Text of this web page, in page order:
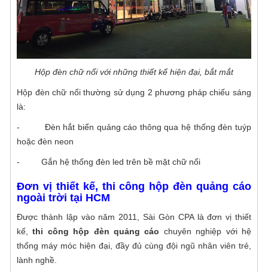
Hộp đèn chữ nổi với những thiết kế hiện đại, bắt mắt
Hộp đèn chữ nổi thường sử dụng 2 phương pháp chiếu sáng
là:
- Đèn hắt biển quảng cáo thông qua hệ thống đèn tuýp
hoặc đèn neon
- Gắn hệ thống đèn led trên bề mặt chữ nổi
Đơn vị thiết kế, thi công hộp đèn quảng cáo
ngoài trời tại HCM
Được thành lập vào năm 2011, Sài Gòn CPA là đơn vị thiết
kế,thi công hộp đèn quảng cáo chuyên nghiệp với hệ
thống máy móc hiện đại, đầy đủ cùng đội ngũ nhân viên trẻ,
lành nghề.